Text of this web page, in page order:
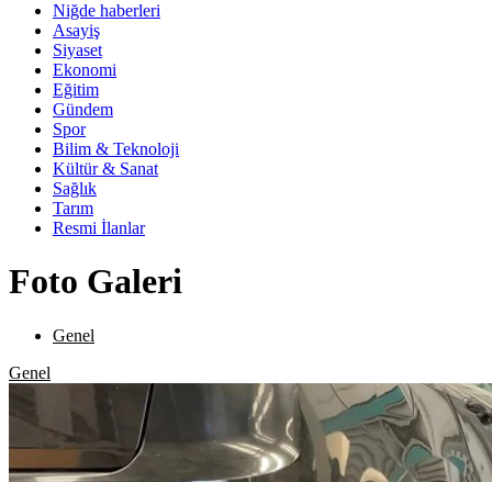
Niğde haberleri
Asayiş
Siyaset
Ekonomi
Eğitim
Gündem
Spor
Bilim & Teknoloji
Kültür & Sanat
Sağlık
Tarım
Resmi İlanlar
Foto Galeri
Genel
Genel